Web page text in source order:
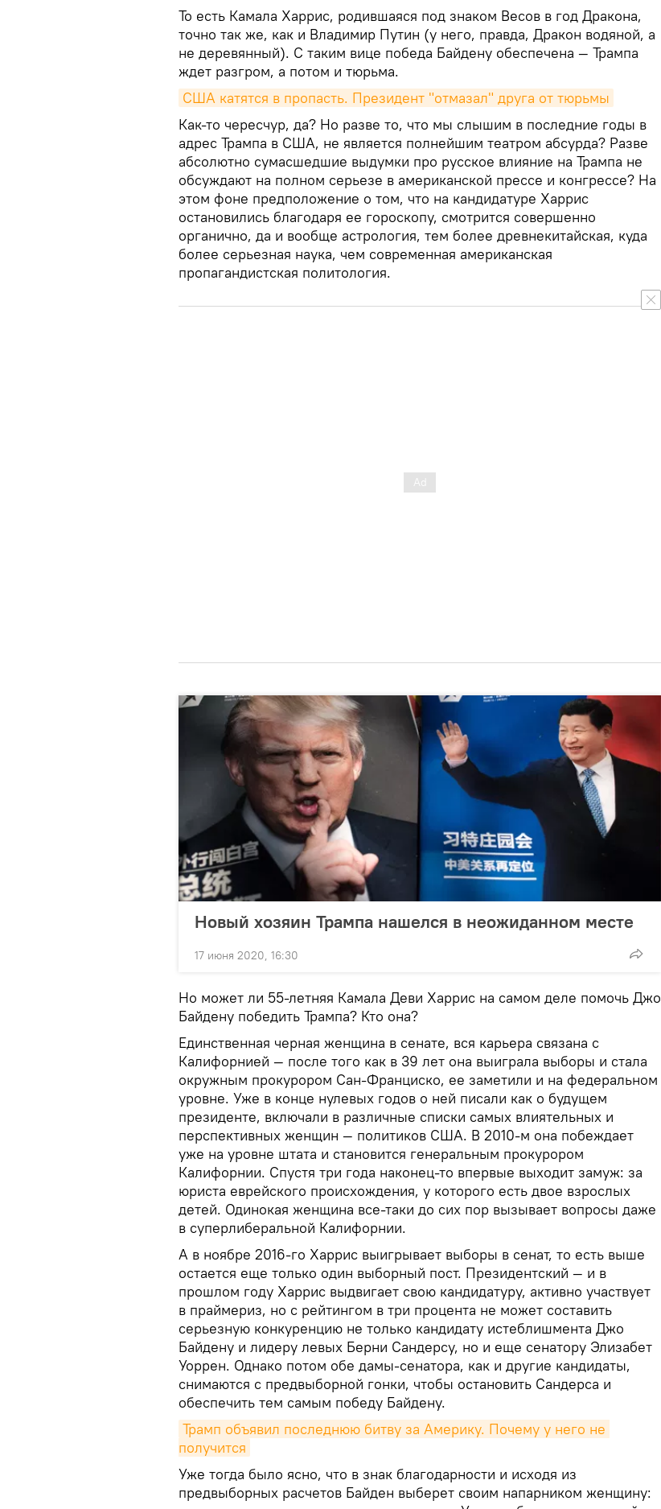
То есть Камала Харрис, родившаяся под знаком Весов в год Дракона,
точно так же, как и Владимир Путин (у него, правда, Дракон водяной, а
не деревянный). С таким вице победа Байдену обеспечена — Трампа
ждет разгром, а потом и тюрьма.
США катятся в пропасть. Президент "отмазал" друга от тюрьмы
Как-то чересчур, да? Но разве то, что мы слышим в последние годы в
адрес Трампа в США, не является полнейшим театром абсурда? Разве
абсолютно сумасшедшие выдумки про русское влияние на Трампа не
обсуждают на полном серьезе в американской прессе и конгрессе? На
этом фоне предположение о том, что на кандидатуре Харрис
остановились благодаря ее гороскопу, смотрится совершенно
органично, да и вообще астрология, тем более древнекитайская, куда
более серьезная наука, чем современная американская
пропагандистская политология.
Новый хозяин Трампа нашелся в неожиданном месте
17 июня 2020, 16:30
Но может ли 55-летняя Камала Деви Харрис на самом деле помочь Джо
Байдену победить Трампа? Кто она?
Единственная черная женщина в сенате, вся карьера связана с
Калифорнией — после того как в 39 лет она выиграла выборы и стала
окружным прокурором Сан-Франциско, ее заметили и на федеральном
уровне. Уже в конце нулевых годов о ней писали как о будущем
президенте, включали в различные списки самых влиятельных и
перспективных женщин — политиков США. В 2010-м она побеждает
уже на уровне штата и становится генеральным прокурором
Калифорнии. Спустя три года наконец-то впервые выходит замуж: за
юриста еврейского происхождения, у которого есть двое взрослых
детей. Одинокая женщина все-таки до сих пор вызывает вопросы даже
в суперлиберальной Калифорнии.
А в ноябре 2016-го Харрис выигрывает выборы в сенат, то есть выше
остается еще только один выборный пост. Президентский — и в
прошлом году Харрис выдвигает свою кандидатуру, активно участвует
в праймериз, но с рейтингом в три процента не может составить
серьезную конкуренцию не только кандидату истеблишмента Джо
Байдену и лидеру левых Берни Сандерсу, но и еще сенатору Элизабет
Уоррен. Однако потом обе дамы-сенатора, как и другие кандидаты,
снимаются с предвыборной гонки, чтобы остановить Сандерса и
обеспечить тем самым победу Байдену.
Трамп объявил последнюю битву за Америку. Почему у него не
получится
Уже тогда было ясно, что в знак благодарности и исходя из
предвыборных расчетов Байден выберет своим напарником женщину: